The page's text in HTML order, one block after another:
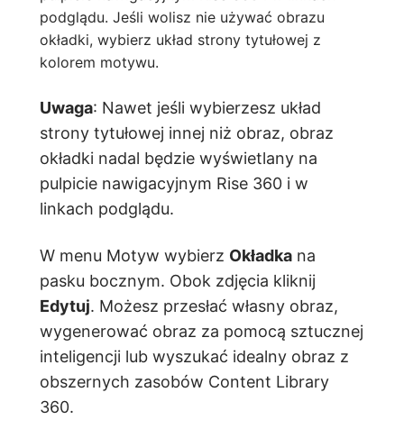
podglądu. Jeśli wolisz nie używać obrazu
okładki, wybierz układ strony tytułowej z
kolorem motywu.
Uwaga: Nawet jeśli wybierzesz układ
strony tytułowej innej niż obraz, obraz
okładki nadal będzie wyświetlany na
pulpicie nawigacyjnym Rise 360 i w
linkach podglądu.
W menu Motyw wybierz Okładka na
pasku bocznym. Obok zdjęcia kliknij
Edytuj. Możesz przesłać własny obraz,
wygenerować obraz za pomocą sztucznej
inteligencji lub wyszukać idealny obraz z
obszernych zasobów Content Library
360.